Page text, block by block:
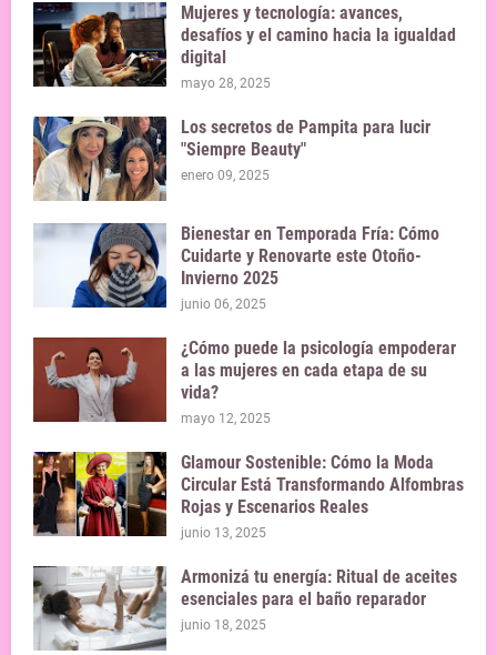
Mujeres y tecnología: avances,
desafíos y el camino hacia la igualdad
digital
mayo 28, 2025
Los secretos de Pampita para lucir
"Siempre Beauty"
enero 09, 2025
Bienestar en Temporada Fría: Cómo
Cuidarte y Renovarte este Otoño-
Invierno 2025
junio 06, 2025
¿Cómo puede la psicología empoderar
a las mujeres en cada etapa de su
vida?
mayo 12, 2025
Glamour Sostenible: Cómo la Moda
Circular Está Transformando Alfombras
Rojas y Escenarios Reales
junio 13, 2025
Armonizá tu energía: Ritual de aceites
esenciales para el baño reparador
junio 18, 2025